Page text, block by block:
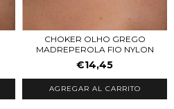
CHOKER OLHO GREGO
MADREPEROLA FIO NYLON
€14,45